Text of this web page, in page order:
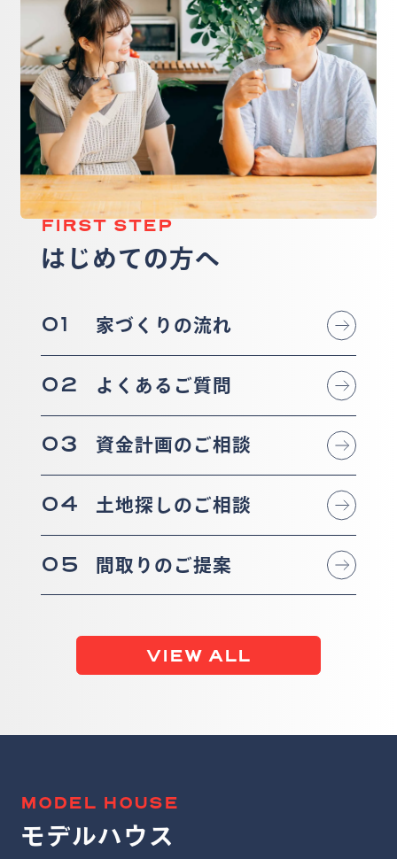
FIRST STEP
はじめての方へ
01 家づくりの流れ
02 よくあるご質問
03 資金計画のご相談
04 土地探しのご相談
05 間取りのご提案
VIEW ALL
MODEL HOUSE
モデルハウス